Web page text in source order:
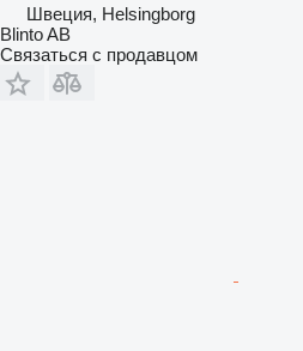
Швеция, Helsingborg
Blinto AB
Связаться с продавцом